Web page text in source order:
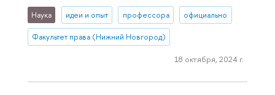
Наука идеи и опыт профессора официально
Факультет права (Нижний Новгород)
18 октября, 2024 г.